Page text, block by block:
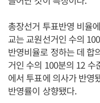
총장선거 투표반영 비율
교는 교원선거인 수의
반영비율로 정하는 데 합
거인 수의 100분의 12 수
에서 투표에 의사가 반영
반영률이 상향됐다.